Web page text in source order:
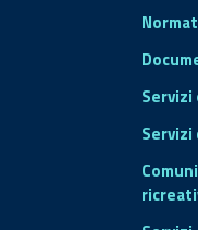
Servizi